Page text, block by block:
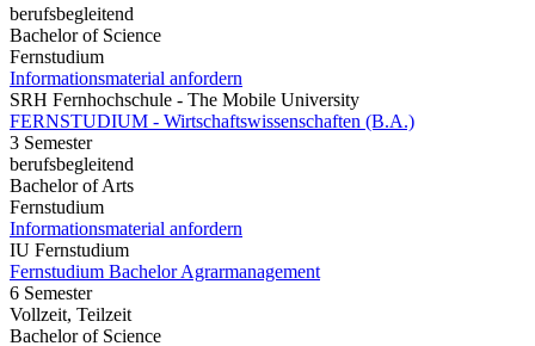
berufsbegleitend
Bachelor of Science
Fernstudium
Informationsmaterial anfordern
SRH Fernhochschule - The Mobile University
FERNSTUDIUM - Wirtschaftswissenschaften (B.A.)
3 Semester
berufsbegleitend
Bachelor of Arts
Fernstudium
Informationsmaterial anfordern
IU Fernstudium
Fernstudium Bachelor Agrarmanagement
6 Semester
Vollzeit, Teilzeit
Bachelor of Science